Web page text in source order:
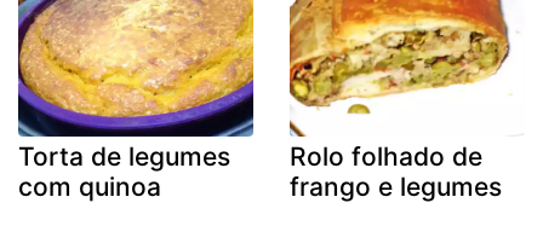
Torta de legumes
com quinoa
Rolo folhado de
frango e legumes